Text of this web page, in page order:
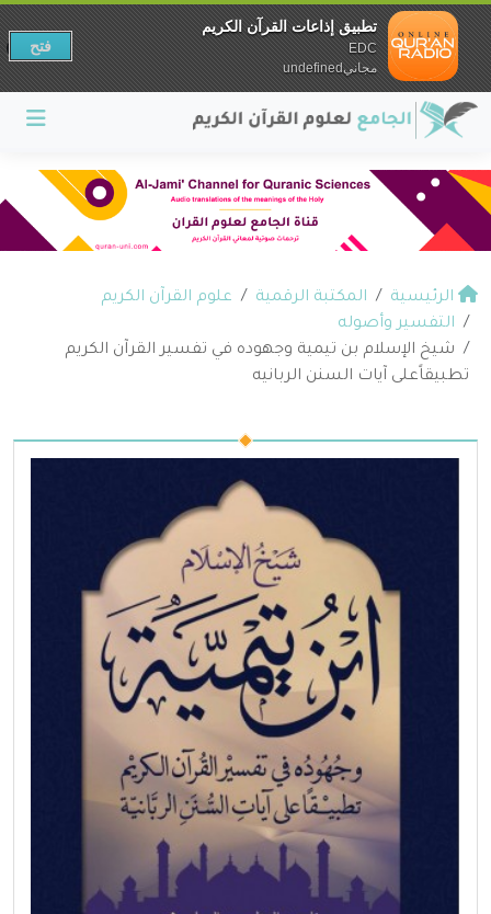
الرئيسية المكتبة الرقمية
علوم القرآن الكريم
التفسير وأصوله
شيخ الإسلام بن تيمية وجهوده في تفسير القرآن الكريم
تطبيقاًعلى آيات السنن الربانيه
تطبيق إذاعات القرآن الكريم
EDC
مجانيundefined
فتح